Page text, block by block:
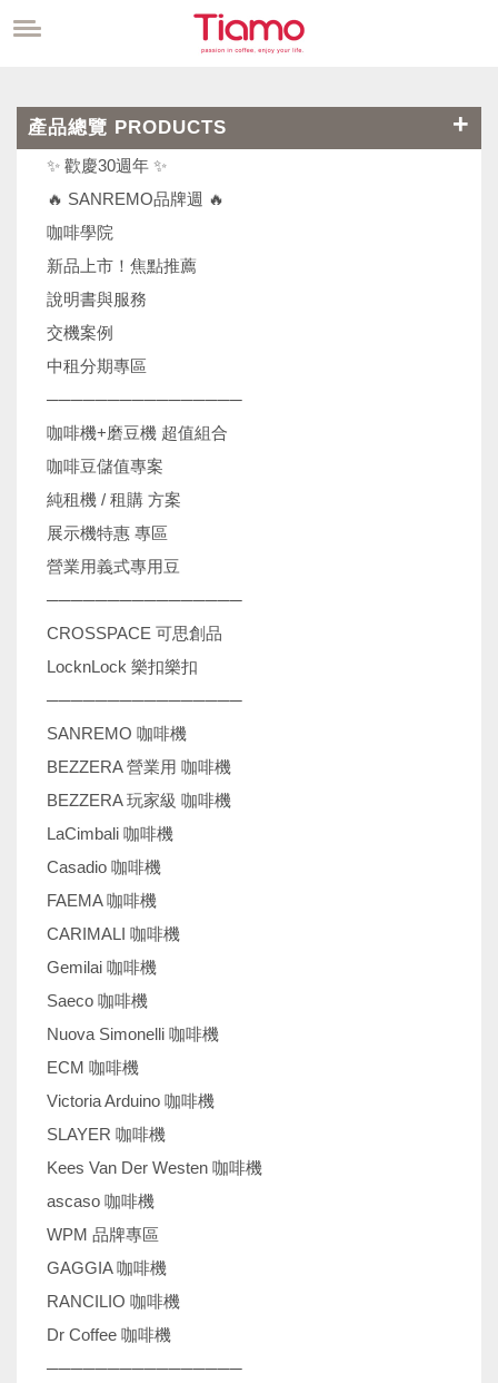
產品總覽 PRODUCTS
✨ 歡慶30週年 ✨
🔥 SANREMO品牌週 🔥
咖啡學院
新品上市！焦點推薦
說明書與服務
交機案例
中租分期專區
────────────────
咖啡機+磨豆機 超值組合
咖啡豆儲值專案
純租機 / 租購 方案
展示機特惠 專區
營業用義式專用豆
────────────────
CROSSPACE 可思創品
LocknLock 樂扣樂扣
────────────────
SANREMO 咖啡機
BEZZERA 營業用 咖啡機
BEZZERA 玩家級 咖啡機
LaCimbali 咖啡機
Casadio 咖啡機
FAEMA 咖啡機
CARIMALI 咖啡機
Gemilai 咖啡機
Saeco 咖啡機
Nuova Simonelli 咖啡機
ECM 咖啡機
Victoria Arduino 咖啡機
SLAYER 咖啡機
Kees Van Der Westen 咖啡機
ascaso 咖啡機
WPM 品牌專區
GAGGIA 咖啡機
RANCILIO 咖啡機
Dr Coffee 咖啡機
────────────────